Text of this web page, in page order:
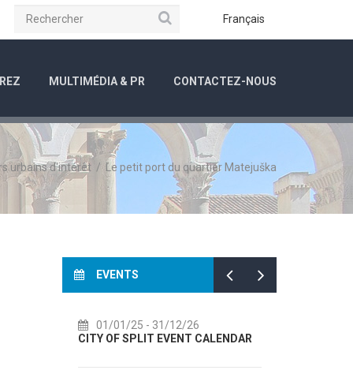
Français
Rechercher
MULTIMÉDIA & PR CONTACTEZ-NOUS
urbains d'intérêt / Le petit port du quartier Matejuška
EVENTS
- 31/12/26
CITY OF SPLIT EVENT CALENDAR
72th SPLIT SUMMER